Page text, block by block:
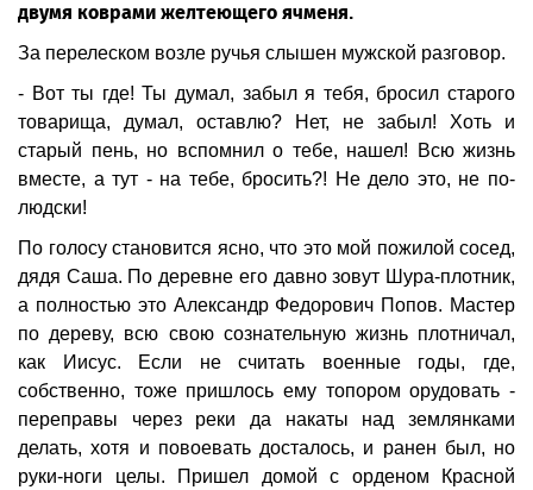
двумя коврами желтеющего ячменя.
За перелеском возле ручья слышен мужской разговор.
- Вот ты где! Ты думал, забыл я тебя, бросил старого
товарища, думал, оставлю? Нет, не забыл! Хоть и
старый пень, но вспомнил о тебе, нашел! Всю жизнь
вместе, а тут - на тебе, бросить?! Не дело это, не по-
людски!
По голосу становится ясно, что это мой пожилой сосед,
дядя Саша. По деревне его давно зовут Шура-плотник,
а полностью это Александр Федорович Попов. Мастер
по дереву, всю свою сознательную жизнь плотничал,
как Иисус. Если не считать военные годы, где,
собственно, тоже пришлось ему топором орудовать -
переправы через реки да накаты над землянками
делать, хотя и повоевать досталось, и ранен был, но
руки-ноги целы. Пришел домой с орденом Красной